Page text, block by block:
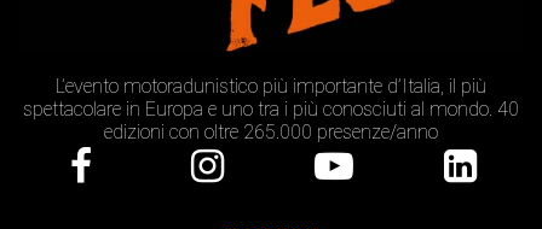
L’evento motoradunistico più importante d’Italia, il più
spettacolare in Europa e uno tra i più conosciuti al mondo. 40
edizioni con oltre 265.000 presenze/anno